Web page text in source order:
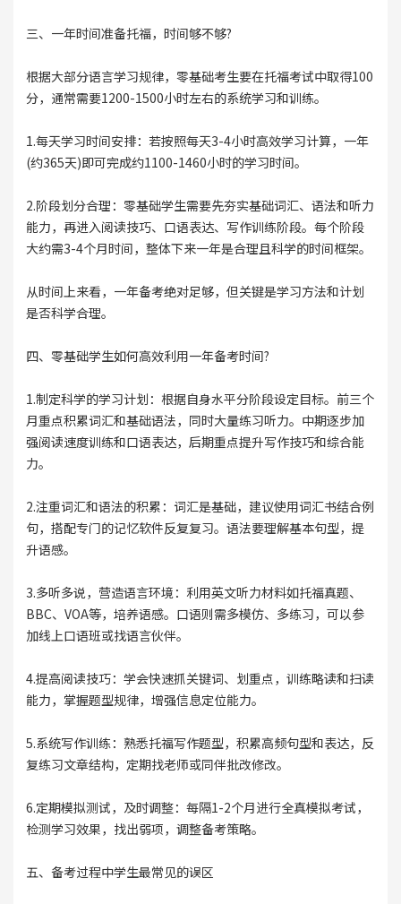
三、一年时间准备托福，时间够不够?
根据大部分语言学习规律，零基础考生要在托福考试中取得100
分，通常需要1200-1500小时左右的系统学习和训练。
1.每天学习时间安排：若按照每天3-4小时高效学习计算，一年
(约365天)即可完成约1100-1460小时的学习时间。
2.阶段划分合理：零基础学生需要先夯实基础词汇、语法和听力
能力，再进入阅读技巧、口语表达、写作训练阶段。每个阶段
大约需3-4个月时间，整体下来一年是合理且科学的时间框架。
从时间上来看，一年备考绝对足够，但关键是学习方法和计划
是否科学合理。
四、零基础学生如何高效利用一年备考时间?
1.制定科学的学习计划：根据自身水平分阶段设定目标。前三个
月重点积累词汇和基础语法，同时大量练习听力。中期逐步加
强阅读速度训练和口语表达，后期重点提升写作技巧和综合能
力。
2.注重词汇和语法的积累：词汇是基础，建议使用词汇书结合例
句，搭配专门的记忆软件反复复习。语法要理解基本句型，提
升语感。
3.多听多说，营造语言环境：利用英文听力材料如托福真题、
BBC、VOA等，培养语感。口语则需多模仿、多练习，可以参
加线上口语班或找语言伙伴。
4.提高阅读技巧：学会快速抓关键词、划重点，训练略读和扫读
能力，掌握题型规律，增强信息定位能力。
5.系统写作训练：熟悉托福写作题型，积累高频句型和表达，反
复练习文章结构，定期找老师或同伴批改修改。
6.定期模拟测试，及时调整：每隔1-2个月进行全真模拟考试，
检测学习效果，找出弱项，调整备考策略。
五、备考过程中学生最常见的误区